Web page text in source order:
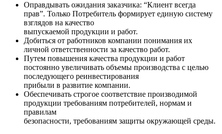
Оправдывать ожидания заказчика: “Клиент всегда
прав”. Только Потребитель формирует единую систему
взглядов на качество
выпускаемой продукции и работ.
Добиться от работников компании понимания их
личной ответственности за качество работ.
Путем повышения качества продукции и работ
постоянно увеличивать объемы производства с целью
последующего реинвестирования
прибыли в развитие компании.
Обеспечивать строгое соответствие производимой
продукции требованиям потребителей, нормам и
правилам
безопасности, требованиям защиты окружающей среды.